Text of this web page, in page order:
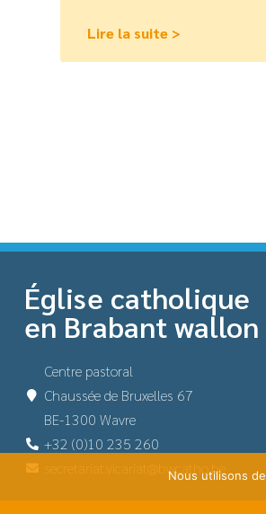
Lire la suite >
Église catholique
en Brabant wallon
Centre pastoral
Chaussée de Bruxelles 67
BE-1300 Wavre
+32 (0)10 235 260
secretariat.vicariat@bwcatho.be
Nous utilisons